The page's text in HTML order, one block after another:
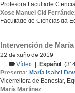
Profesora Facultade
Xose Manuel Cid
Facultade de Ciencias da
Intervención de
22 de xuño de 2019
Vídeo
Español (3'
Presenta: María Isabel
Vicerreitora de Benestar,
María Martínez